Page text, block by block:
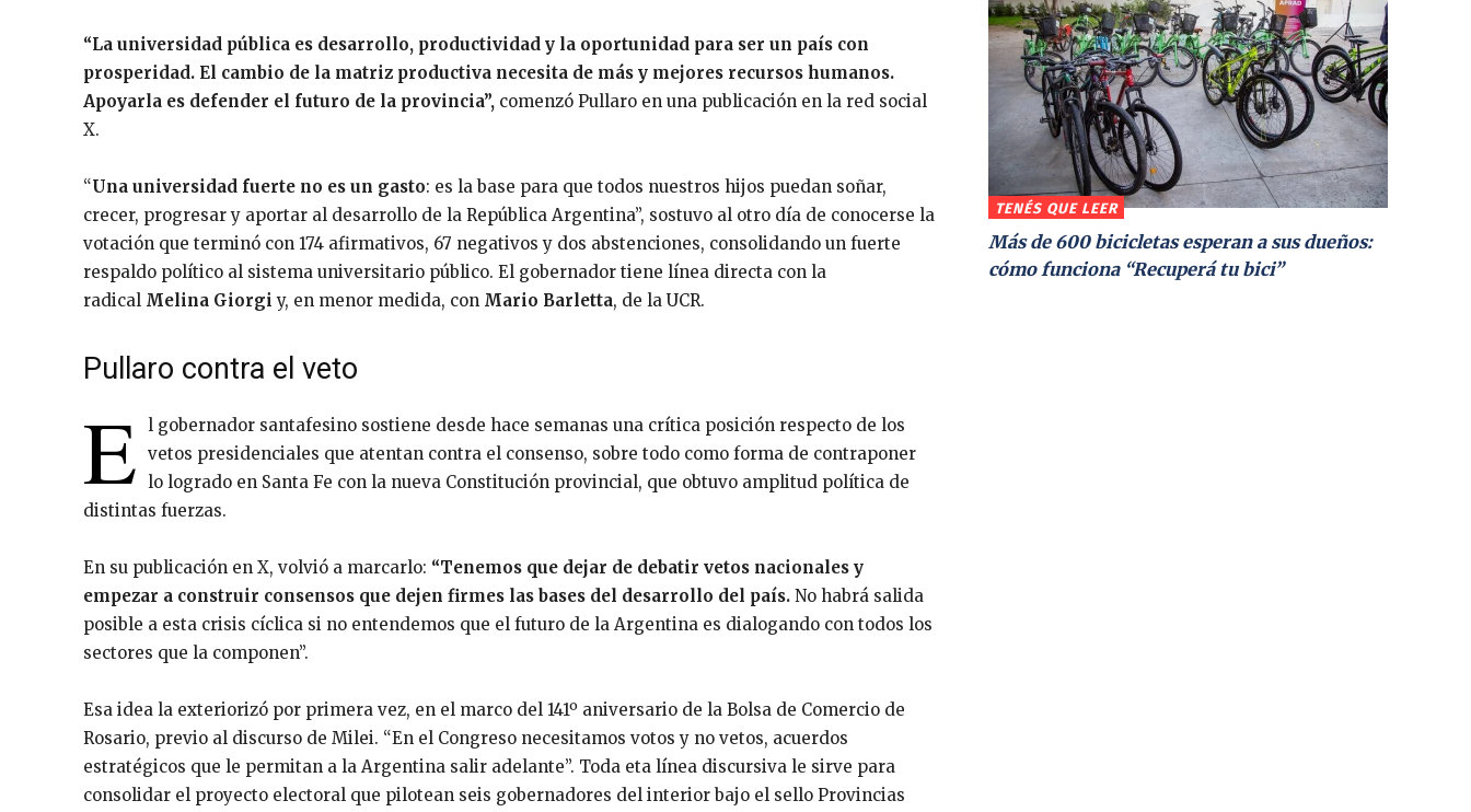
“La universidad pública es desarrollo, productividad y la oportunidad para ser un país con
prosperidad. El cambio de la matriz productiva necesita de más y mejores recursos humanos.
Apoyarla es defender el futuro de la provincia”, comenzó Pullaro en una publicación en la red social
X.
“Una universidad fuerte no es un gasto: es la base para que todos nuestros hijos puedan soñar,
crecer, progresar y aportar al desarrollo de la República Argentina”, sostuvo al otro día de conocerse la
votación que terminó con 174 afirmativos, 67 negativos y dos abstenciones, consolidando un fuerte
respaldo político al sistema universitario público. El gobernador tiene línea directa con la
radical Melina Giorgi y, en menor medida, con Mario Barletta, de la UCR.
Pullaro contra el veto
E l gobernador santafesino sostiene desde hace semanas una crítica posición respecto de los
vetos presidenciales que atentan contra el consenso, sobre todo como forma de contraponer
lo logrado en Santa Fe con la nueva Constitución provincial, que obtuvo amplitud política de
distintas fuerzas.
En su publicación en X, volvió a marcarlo: “Tenemos que dejar de debatir vetos nacionales y
empezar a construir consensos que dejen firmes las bases del desarrollo del país. No habrá salida
posible a esta crisis cíclica si no entendemos que el futuro de la Argentina es dialogando con todos los
sectores que la componen”.
Esa idea la exteriorizó por primera vez, en el marco del 141º aniversario de la Bolsa de Comercio de
Rosario, previo al discurso de Milei. “En el Congreso necesitamos votos y no vetos, acuerdos
estratégicos que le permitan a la Argentina salir adelante”. Toda eta línea discursiva le sirve para
consolidar el proyecto electoral que pilotean seis gobernadores del interior bajo el sello Provincias
TENÉS QUE LEER
Más de 600 bicicletas esperan a sus dueños:
cómo funciona “Recuperá tu bici”